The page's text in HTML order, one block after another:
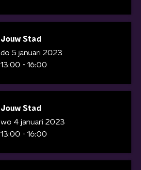
Jouw Stad
do 5 januari 2023
13:00 - 16:00
Jouw Stad
wo 4 januari 2023
13:00 - 16:00